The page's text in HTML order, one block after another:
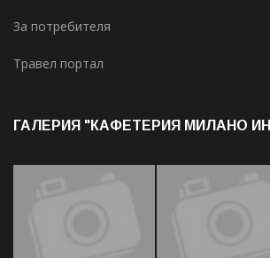
За потребителя
Травел портал
ГАЛЕРИЯ "КАФЕТЕРИЯ МИЛАНО